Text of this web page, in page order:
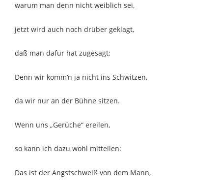
warum man denn nicht weiblich sei,
jetzt wird auch noch drüber geklagt,
daß man dafür hat zugesagt:
Denn wir komm‘n ja nicht ins Schwitzen,
da wir nur an der Bühne sitzen.
Wenn uns „Gerüche“ ereilen,
so kann ich dazu wohl mitteilen:
Das ist der Angstschweiß von dem Mann,